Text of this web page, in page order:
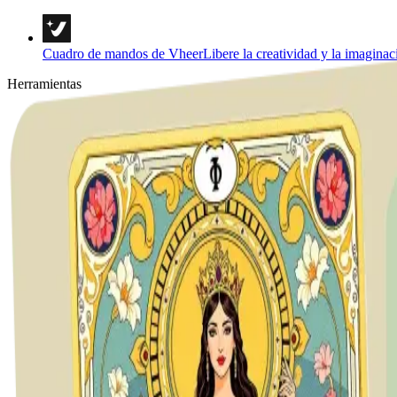
Cuadro de mandos de VheerLibere la creatividad y la
Herramientas
Texto a vídeo
Imagen a imagen
Multi Imágenes a Imagen
Imagen a vídeo
Imagen a Prompt
Imagen a texto
Eliminador de fondo
Retratos y estilos
Plantillas de imágenes
Herramientas de imagen